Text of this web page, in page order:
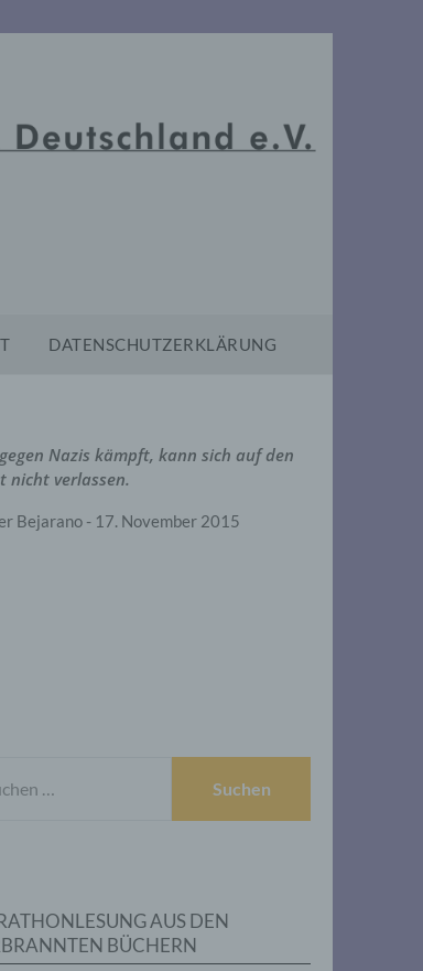
DATENSCHUTZERKLÄRUNG
Nazis kämpft, kann sich auf den
nicht verlassen.
Bejarano - 17. November 2015
AUS DEN
BÜCHERN